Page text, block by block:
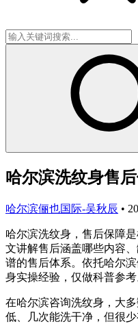
哈尔滨洗纹身售
哈尔滨俪也国际-吴秋辰 •
哈尔滨洗纹身，售后保障
文讲解售后涵盖哪些内容
谱的售后体系。依托哈尔
身实操经验，仅做科普参考
在哈尔滨咨询洗纹身，大
低、几次能洗干净，但很